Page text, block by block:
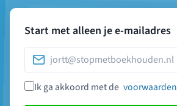
Start met alleen je e-mailadres
Ik ga akkoord met de voorwaarden